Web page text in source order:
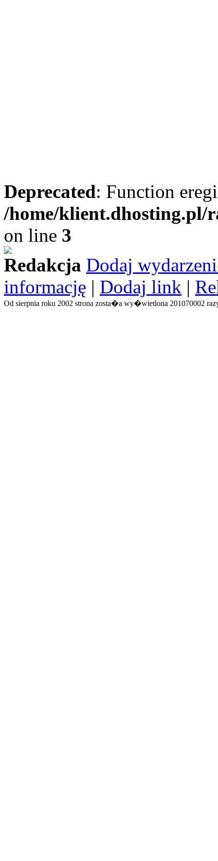
Deprecated: Function
/home/
on line 3
Redakcja Dodaj
informację | Dodaj link |
Od sierpnia roku 2002 strona zosta�a wy�wietlona 201070002